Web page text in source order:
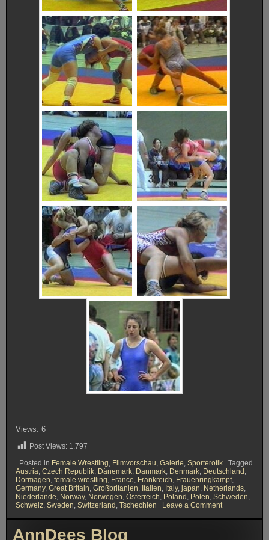
Views: 6
Post Views: 1.797
Posted in Female Wrestling, Filmvorschau, Galerie, Sporterotik
Tagged
Austria, Czech Republik, Dänemark, Danmark, Denmark, Deutschland ,
Dormagen, female wrestling, France, Frankreich, Frauenringkampf,
Germany, Great Britain, Großbritanien, Italien, Italy, japan, Netherlands,
Niederlande, Norway, Norwegen, Österreich, Poland , Polen, Schweden,
Schweiz, Sweden, Switzerland , Tschechien Leave a Commenton
Ladies
AnnDees Blog